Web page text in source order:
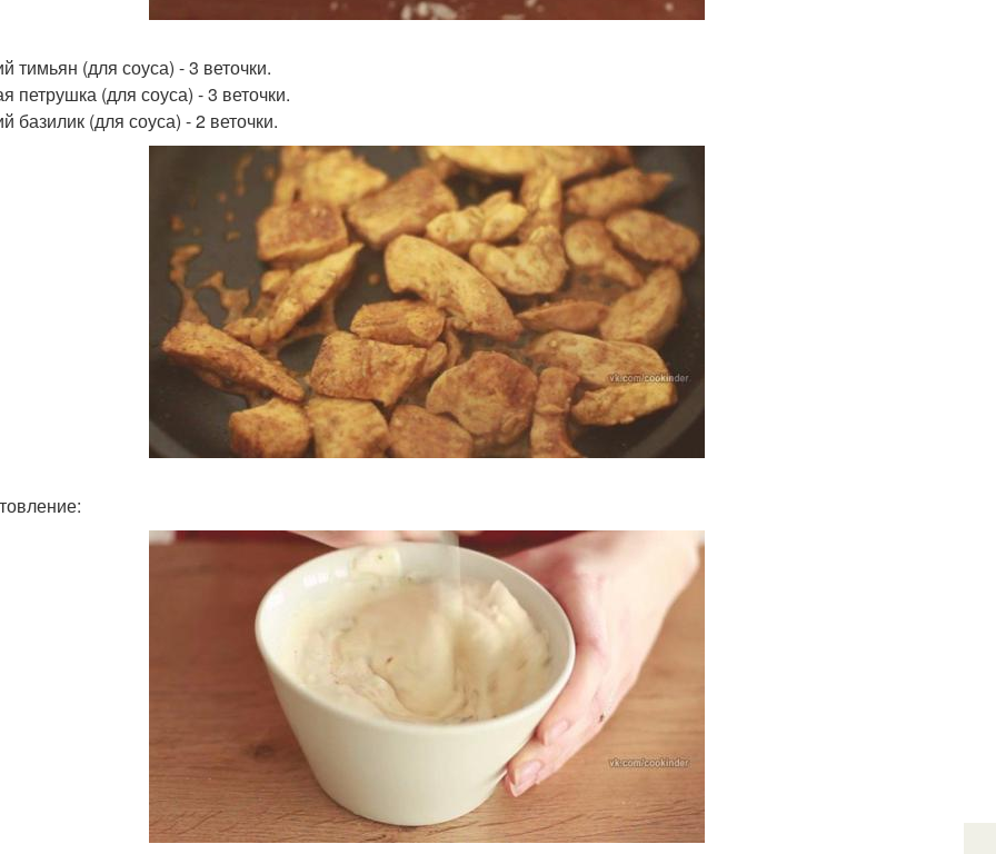
тимьян (для соуса) - 3 веточки.
петрушка (для соуса) - 3 веточки.
базилик (для соуса) - 2 веточки.